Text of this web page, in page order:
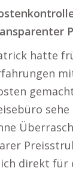
hatte
direkt für